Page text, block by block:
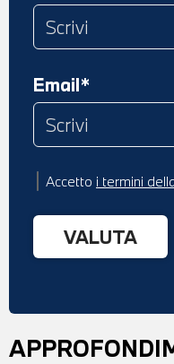
Email*
Accetto i termini